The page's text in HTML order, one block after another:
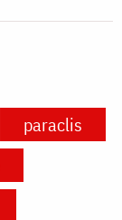
paraclis